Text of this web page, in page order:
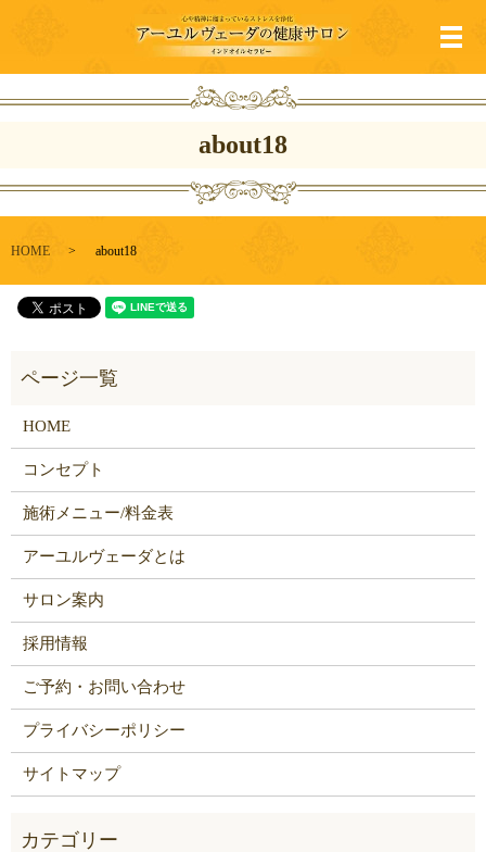
メ
about18
HOME about18
HOME
コンセプト
施術メニュー/料金表
アーユルヴェーダとは
サロン案内
採用情報
ご予約・お問い合わせ
プライバシーポリシー
サイトマップ